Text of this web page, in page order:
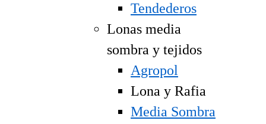
Tendederos
Lonas media
sombra y tejidos
Agropol
Lona y Rafia
Media Sombra